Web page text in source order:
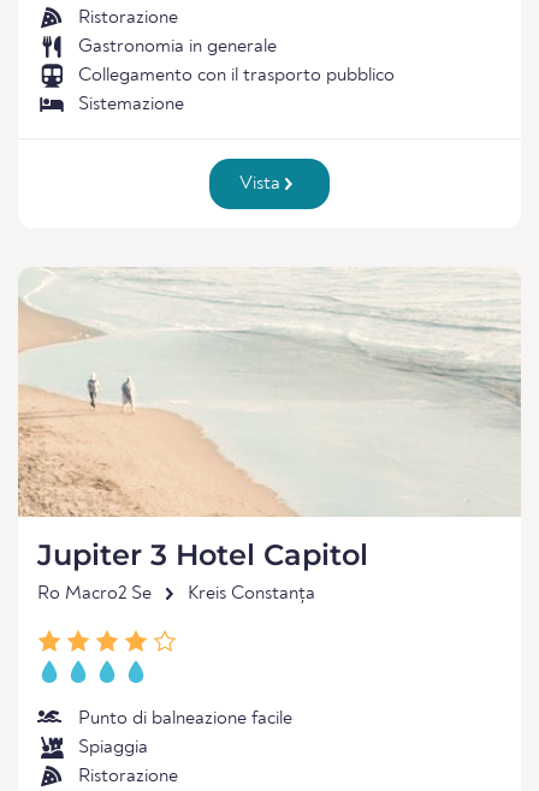
Ristorazione
Gastronomia in generale
Collegamento con il trasporto pubblico
Sistemazione
Vista
Jupiter 3 Hotel Capitol
Ro Macro2 Se Kreis Constanța
Punto di balneazione facile
Spiaggia
Ristorazione